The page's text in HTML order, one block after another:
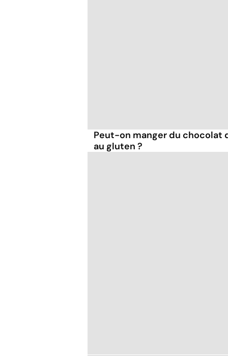
Peut-on manger du chocolat
au gluten ?